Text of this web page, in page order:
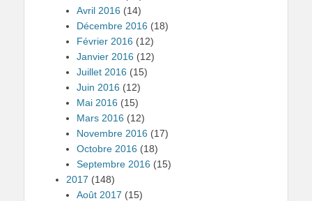
Avril 2016 (14)
Décembre 2016 (18)
Février 2016 (12)
Janvier 2016 (12)
Juillet 2016 (15)
Juin 2016 (12)
Mai 2016 (15)
Mars 2016 (12)
Novembre 2016 (17)
Octobre 2016 (18)
Septembre 2016 (15)
2017 (148)
Août 2017 (15)